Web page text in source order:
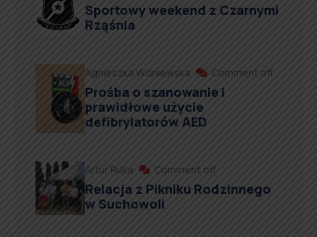
Sportowy weekend z Czarnymi
Rząśnia
Agnieszka Wiśniewska Comment off
Prośba o szanowanie i
prawidłowe użycie
defibrylatorów AED
Artur Ruka Comment off
Relacja z Pikniku Rodzinnego
w Suchowoli